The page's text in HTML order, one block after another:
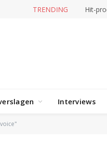
TRENDING Hit-
Interviews